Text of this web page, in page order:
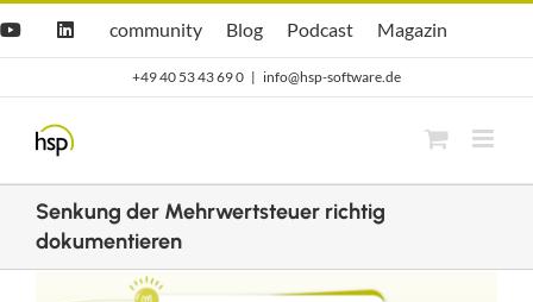
YouTubeLinkedIn
Hsp
community
community
hsp
Blog
Blog Opti.Cast
Podcast Opti.Mag
Magazin
+49 40 53 43 69 0 | info@hsp-software.de
Senkung der Mehrwertsteuer richtig
dokumentieren